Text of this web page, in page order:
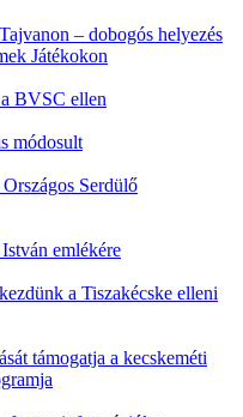
– dobogós helyezés
Játékokon
BVSC ellen
módosult
Serdülő
emlékére
a Tiszakécske elleni
támogatja a kecskeméti